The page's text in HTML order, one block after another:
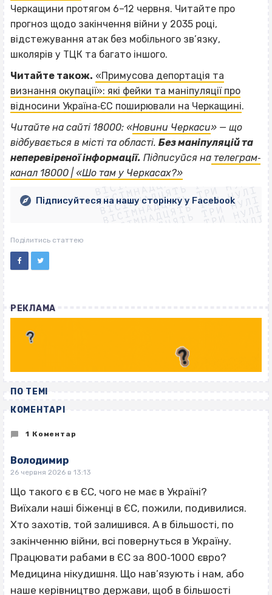
Черкащини протягом 6–12 червня. Читайте про
прогноз щодо закінчення війни у 2035 році,
відстежування атак без мобільного зв’язку,
школярів у ТЦК та багато іншого.
Читайте також. «Примусова депортація та
визнання окупації»: які фейки та маніпуляції про
відносини Україна‐ЄС поширювали на Черкащині.
Читайте на сайті 18000: «Новини Черкаси» — що
відбувається в місті та області. Без маніпуляцій та
неперевіреної інформації. Підписуйся на телеграм‐
канал 18000 | «Шо там у Черкасах?»
ВІСІМНАДЦЯТЬ ТРИ НУЛІ
ВІСІМНАДЦЯТЬ ТРИ НУЛІ
ВІСІМНАДЦЯТЬ ТРИ НУЛІ
ВІСІМНАДЦЯТЬ ТРИ НУЛІ
ВІСІМНАДЦЯТЬ ТРИ НУЛІ
ВІСІМНАДЦЯТЬ ТРИ НУЛІ
ВІСІМНАДЦЯТЬ ТРИ НУЛІ
ВІСІМНАДЦЯТЬ ТРИ НУЛІ
Підписуйтеся на нашу сторінку у Facebook
Поділитись статтею
РЕКЛАМА
ПО ТЕМІ
КОМЕНТАРІ
1 Коментар
Володимир
26 червня 2026 в 13:13
Що такого є в ЄС, чого не має в Україні?
Виїхали наші біженці в ЄС, пожили, подивилися.
Хто захотів, той залишився. А в більшості, по
закінченню війни, всі повернуться в Україну.
Працювати рабами в ЄС за 800‑1000 євро?
Медицина нікудишня. Що нав’язують і нам, або
наше керівництво держави, щоб в більшості